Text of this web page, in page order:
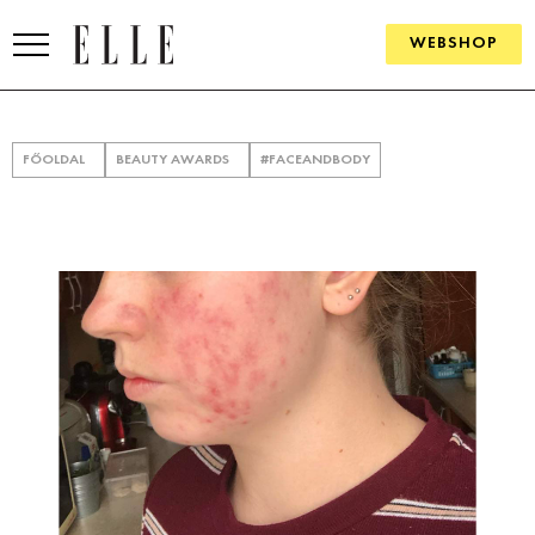
WEBSHOP
ELLE DIGITAL
SZÉPSÉG
PSZICHÉ
ÉLETMÓD
PÁRKAPCSOLAT
FŐOLDAL BEAUTY AWARDS #FACEANDBODY